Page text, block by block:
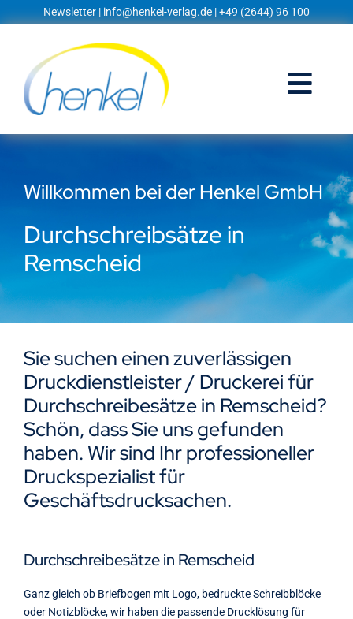
Inhalt
Newsletter | info@henkel-verlag.de | +49 (2644) 96 100
Startseite
Shop
Blog
Prospekte
Techniklexikon
Kontakt
Willkommen bei der Henkel GmbH
Durchschreibsätze in
Remscheid
Sie suchen einen zuverlässigen
Druckdienstleister / Druckerei für
Durchschreibesätze in Remscheid?
Schön, dass Sie uns gefunden
haben. Wir sind Ihr professioneller
Druckspezialist für
Geschäftsdrucksachen.
Durchschreibesätze in Remscheid
Ganz gleich ob Briefbogen mit Logo, bedruckte Schreibblöcke
oder Notizblöcke, wir haben die passende Drucklösung für